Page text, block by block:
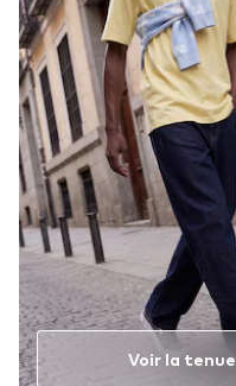
Voir la tenue